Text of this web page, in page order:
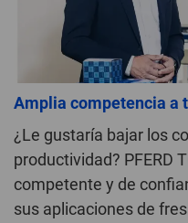
Amplia competencia a
¿Le gustaría bajar los
productividad? PFERD
competente y de
sus aplicaciones de